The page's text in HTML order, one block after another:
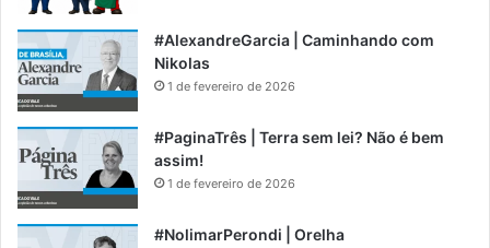
#AlexandreGarcia | Caminhando com
Nikolas
1 de fevereiro de 2026
#PaginaTrês | Terra sem lei? Não é bem
assim!
1 de fevereiro de 2026
#NolimarPerondi | Orelha